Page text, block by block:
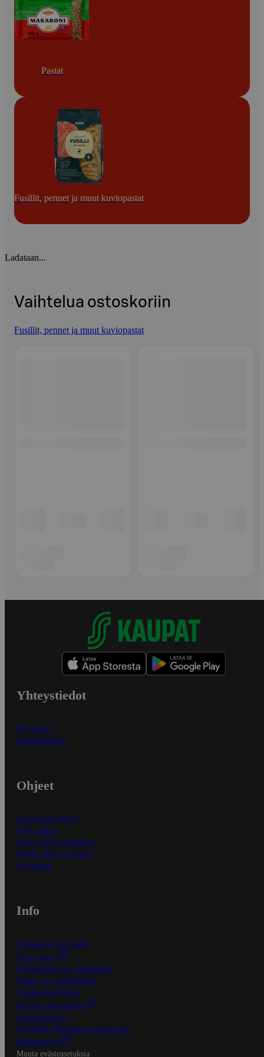
Pastat
Fusillit, pennet ja muut kuviopastat
Ladataan...
Vaihtelua ostoskoriin
Fusillit, pennet ja muut kuviopastat
Yhteystiedot
Myymälät
Asiakaspalvelu
Ohjeet
Ensitilaajan ohjeet
Näin maksat
Näin tilaat ja muokkaat
Kaikki ohjeet ja vinkit
In English
Info
S-Business yrityksille
Oiva-raportit
Osuuskauppojen yhteystiedot
Tilaus- ja toimitusehdot
Tietosuojakäytäntö
Palvelun käyttöehdot
Saavutettavuus
Mobiilisovelluksen saavutettavuus
Mainostajalle
Muuta evästeasetuksia